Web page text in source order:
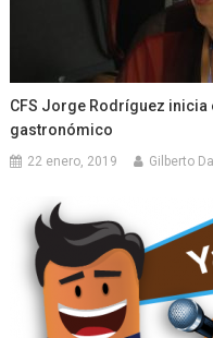
CFS Jorge Rodríguez
gastronómico
22 enero, 2019 Gilberto